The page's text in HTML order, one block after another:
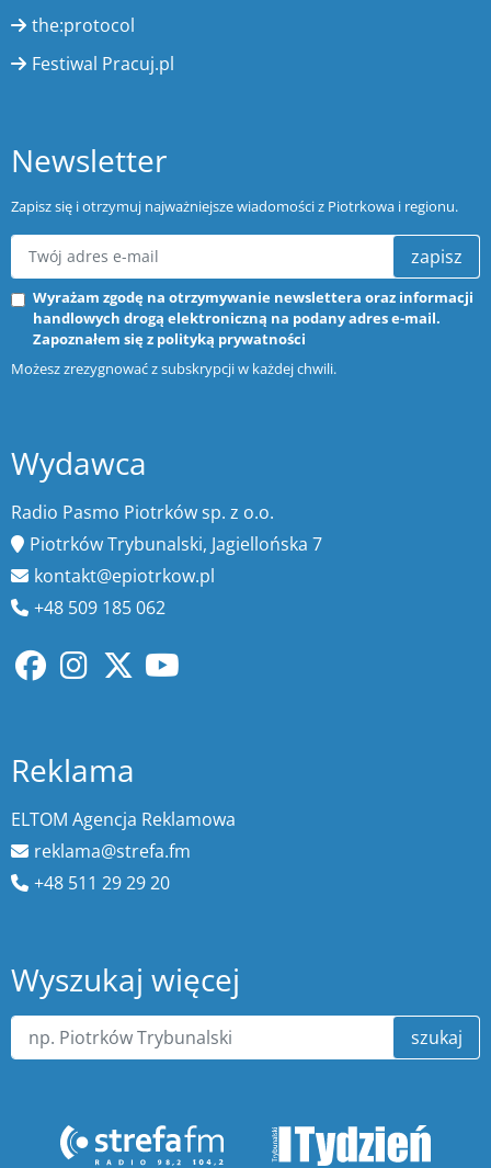
the:protocol
Festiwal Pracuj.pl
Newsletter
Zapisz się i otrzymuj najważniejsze wiadomości z Piotrkowa i regionu.
zapisz
Wyrażam zgodę na otrzymywanie newslettera oraz informacji
handlowych drogą elektroniczną na podany adres e-mail.
Zapoznałem się z polityką prywatności
Możesz zrezygnować z subskrypcji w każdej chwili.
Wydawca
Radio Pasmo Piotrków sp. z o.o.
Piotrków Trybunalski, Jagiellońska 7
kontakt@epiotrkow.pl
+48 509 185 062
Reklama
ELTOM Agencja Reklamowa
reklama@strefa.fm
+48 511 29 29 20
Wyszukaj więcej
szukaj